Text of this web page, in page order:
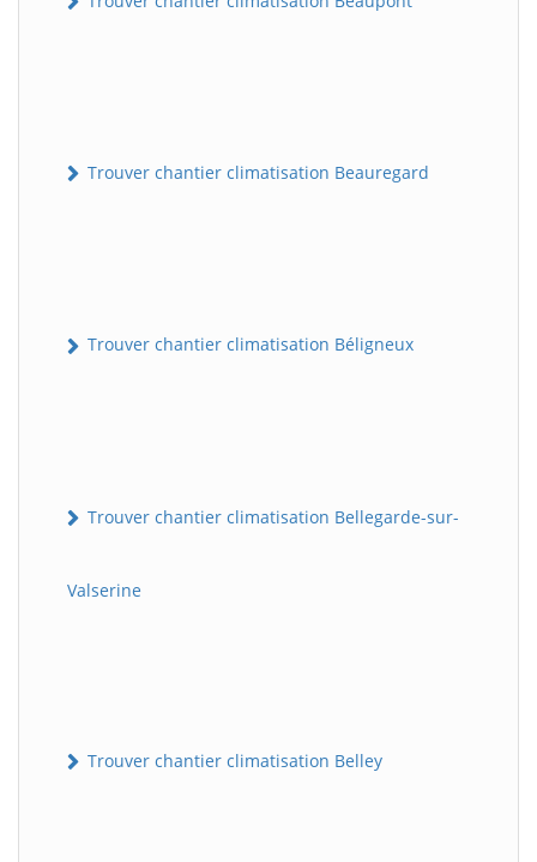
Trouver chantier climatisation Beauregard
Trouver chantier climatisation Béligneux
Trouver chantier climatisation Bellegarde-sur-
Valserine
Trouver chantier climatisation Belley